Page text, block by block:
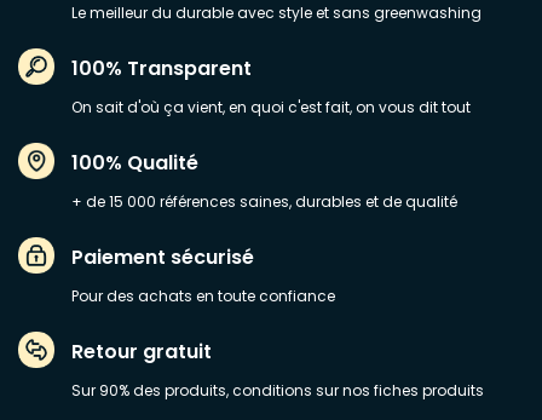
Le meilleur du durable avec style et sans greenwashing
100% Transparent
On sait d'où ça vient, en quoi c'est fait, on vous dit tout
100% Qualité
+ de 15 000 références saines, durables et de qualité
Paiement sécurisé
Pour des achats en toute confiance
Retour gratuit
Sur 90% des produits, conditions sur nos fiches produits